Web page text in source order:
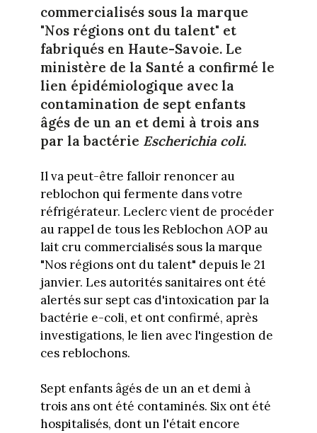
commercialisés sous la marque
"Nos régions ont du talent" et
fabriqués en Haute-Savoie. Le
ministère de la Santé a confirmé le
lien épidémiologique avec la
contamination de sept enfants
âgés de un an et demi à trois ans
par la bactérie Escherichia coli.
Il va peut-être falloir renoncer au
reblochon qui fermente dans votre
réfrigérateur. Leclerc vient de procéder
au rappel de tous les Reblochon AOP au
lait cru commercialisés sous la marque
"Nos régions ont du talent" depuis le 21
janvier. Les autorités sanitaires ont été
alertés sur sept cas d'intoxication par la
bactérie e-coli, et ont confirmé, après
investigations, le lien avec l'ingestion de
ces reblochons.
Sept enfants âgés de un an et demi à
trois ans ont été contaminés. Six ont été
hospitalisés, dont un l'était encore